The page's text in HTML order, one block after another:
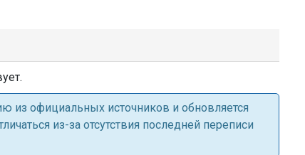
из официальных источников и обновляется
из-за отсутствия последней переписи